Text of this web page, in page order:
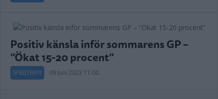
Positiv känsla inför sommarens GP –
”Ökat 15-20 procent”
SPEEDWAY 09 juni 2023 11.00